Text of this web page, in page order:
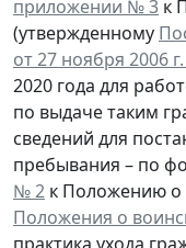
приложении № 3 к
(утвержденному
от 27 ноября 2006
2020 года для
по выдаче таким
сведений для
пребывания – по
№ 2 к Положению о
Положения о